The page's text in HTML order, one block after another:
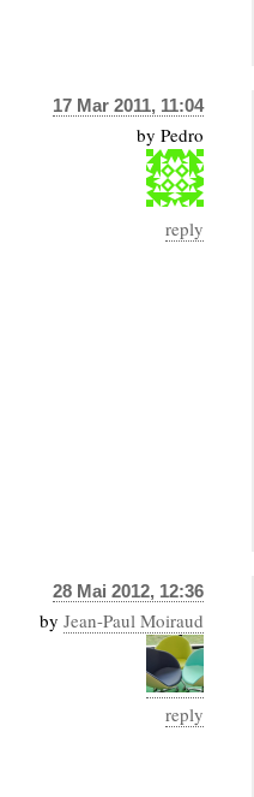
17 Mar 2011, 11:04
by Pedro
reply
28 Mai 2012, 12:36
by Jean-Paul Moiraud
reply